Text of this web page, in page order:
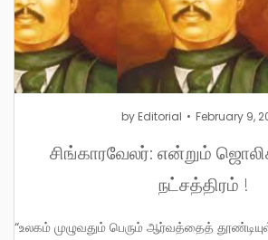
by Editorial February 9,
சிங்காரவேலர்: என்றும்
நட்சத்திரம் !
“உலகம் முழுவதும் பெரும் ஆர்வத்தைத் தூண்டியுள்ள கம்யூனிஸ்ட்